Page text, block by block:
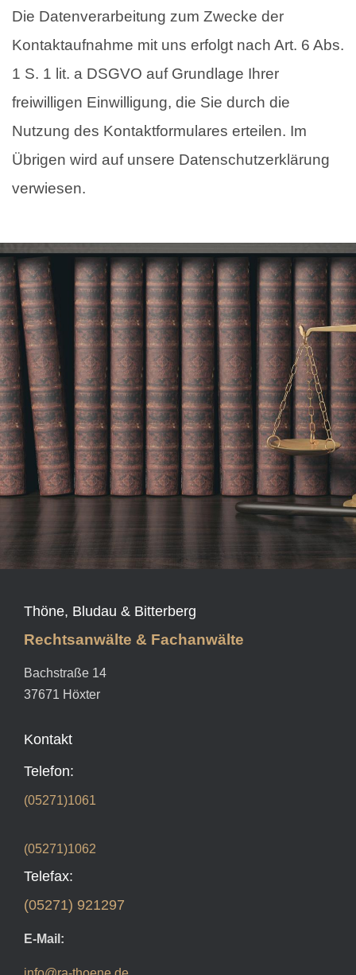
Die Datenverarbeitung zum Zwecke der
Kontaktaufnahme mit uns erfolgt nach Art. 6 Abs.
1 S. 1 lit. a DSGVO auf Grundlage Ihrer
freiwilligen Einwilligung, die Sie durch die
Nutzung des Kontaktformulares erteilen. Im
Übrigen wird auf unsere Datenschutzerklärung
verwiesen.
Thöne, Bludau & Bitterberg
Rechtsanwälte & Fachanwälte
Bachstraße 14
37671 Höxter
Kontakt
Telefon:
(05271)1061
(05271)1062
Telefax:
(05271) 921297
E-Mail: